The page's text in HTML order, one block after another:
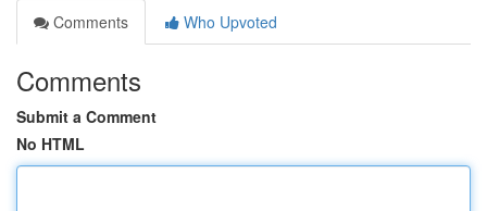
Comments
Who Upvoted
Comments
Submit a Comment
No HTML